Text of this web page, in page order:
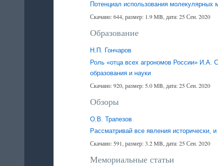
Потенциал использования молекулярных
Скачано: 644, размер: 1.9 MB, дата: 25 Сен. 2020
Образование
Н.П. Гончаров
Роль «отца всех агрономов России» И.А.
образования и науки
Скачано: 920, размер: 5.0 MB, дата: 25 Сен. 2020
Обзоры
О.В. Трапезов
Рассматривай все явления исторически,
Скачано: 591, размер: 3.2 MB, дата: 25 Сен. 2020
Мемориальные статьи